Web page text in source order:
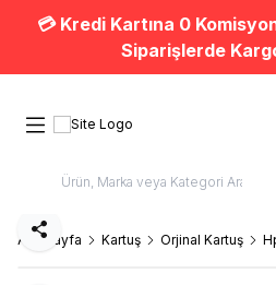
💳 Kredi Kartına 0
Siparişlerde
Ana Sayfa Kartuş Orjinal Kartuş
Paylaş